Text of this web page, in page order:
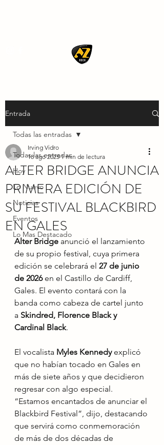
Entrada
Todas las entradas
Hoy
Lo Nuevo
Noticias
Eventos
Lo Mas Destacado
Todas las entradas
ALTER BRIDGE ANUNCIA
PRIMERA EDICIÓN DE
SU FESTIVAL BLACKBIRD
EN GALES
Irving Vidro
18 ago 2025 1 min de lectura
Alter Bridge anunció el lanzamiento
de su propio festival, cuya primera
edición se celebrará el 27 de junio
de 2026 en el Castillo de Cardiff,
Gales. El evento contará con la
banda como cabeza de cartel junto
a Skindred, Florence Black y
Cardinal Black.
El vocalista Myles Kennedy explicó
que no habían tocado en Gales en
más de siete años y que decidieron
regresar con algo especial.
“Estamos encantados de anunciar el
Blackbird Festival”, dijo, destacando
que servirá como conmemoración
de más de dos décadas de